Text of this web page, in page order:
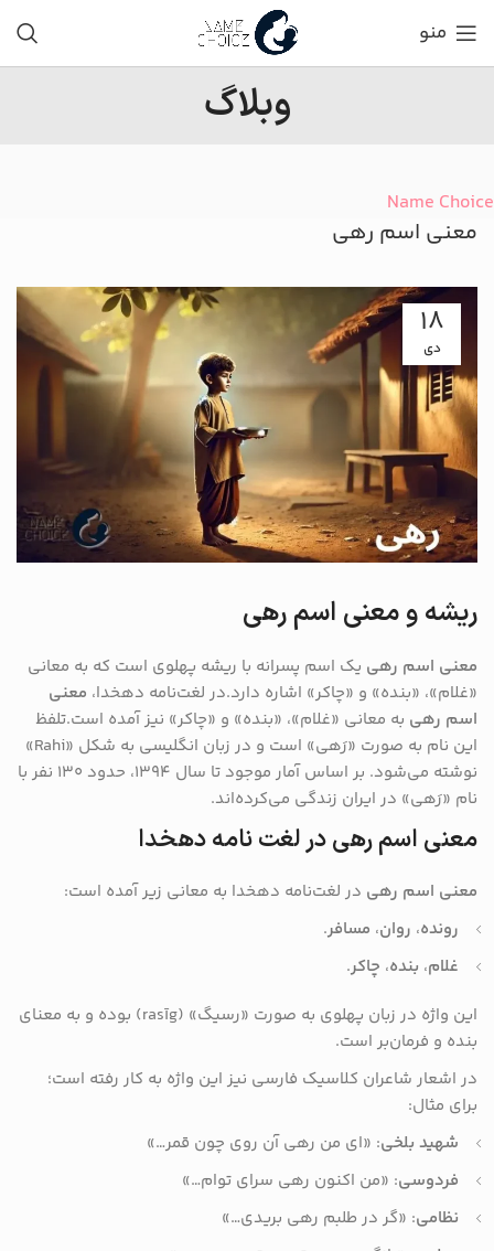
منو
وبلاگ
Name Choice
معنی اسم رهی
18
دی
ریشه و معنی اسم رهی
معنی اسم رهی یک اسم پسرانه با ریشه پهلوی است که به معانی
«غلام»، «بنده» و «چاکر» اشاره دارد.در لغت‌نامه دهخدا، معنی
اسم رهی به معانی «غلام»، «بنده» و «چاکر» نیز آمده است.تلفظ
این نام به صورت «رَهی» است و در زبان انگلیسی به شکل «Rahi»
نوشته می‌شود. بر اساس آمار موجود تا سال ۱۳۹۴، حدود ۱۳۰ نفر با
نام «رَهی» در ایران زندگی می‌کرده‌اند.
معنی اسم رهی در لغت نامه دهخدا
معنی اسم رهی در لغت‌نامه دهخدا به معانی زیر آمده است:
رونده، روان، مسافر.
غلام، بنده، چاکر.
این واژه در زبان پهلوی به صورت «رسیگ» (rasīg) بوده و به معنای
بنده و فرمان‌بر است.
در اشعار شاعران کلاسیک فارسی نیز این واژه به کار رفته است؛
برای مثال:
شهید بلخی: «ای من رهی آن روی چون قمر…»
فردوسی: «من اکنون رهی سرای توام…»
نظامی: «گر در طلبم رهی بریدی…»